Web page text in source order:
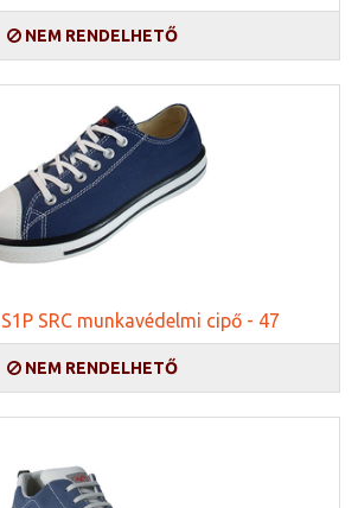
NEM RENDELHETŐ
SRC munkavédelmi cipő - 47
NEM RENDELHETŐ